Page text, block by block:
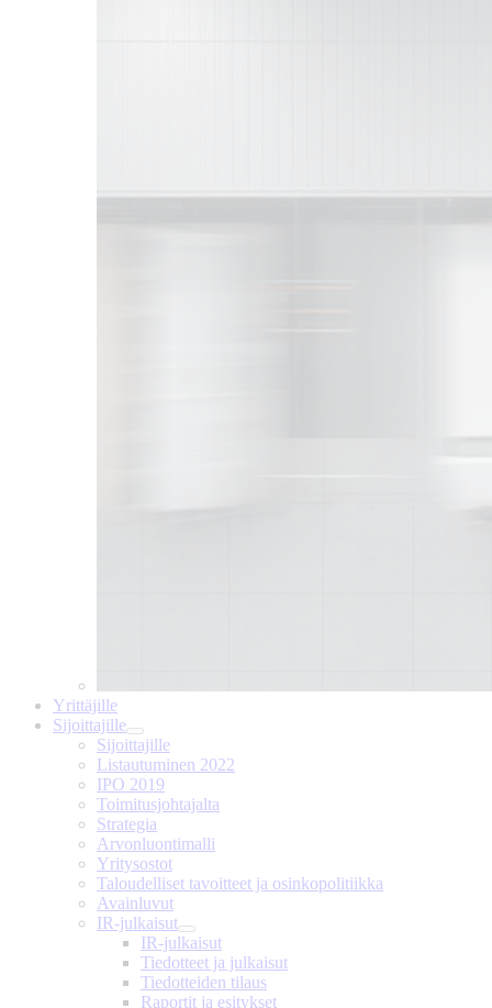
Yrittäjille
Sijoittajille
Sijoittajille
Listautuminen 2022
IPO 2019
Toimitusjohtajalta
Strategia
Arvonluontimalli
Yritysostot
Taloudelliset tavoitteet ja osinkopolitiikka
Avainluvut
IR-julkaisut
IR-julkaisut
Tiedotteet ja julkaisut
Tiedotteiden tilaus
Raportit ja esitykset